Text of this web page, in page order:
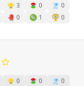
3 0
0
0 1
0
0 0
0